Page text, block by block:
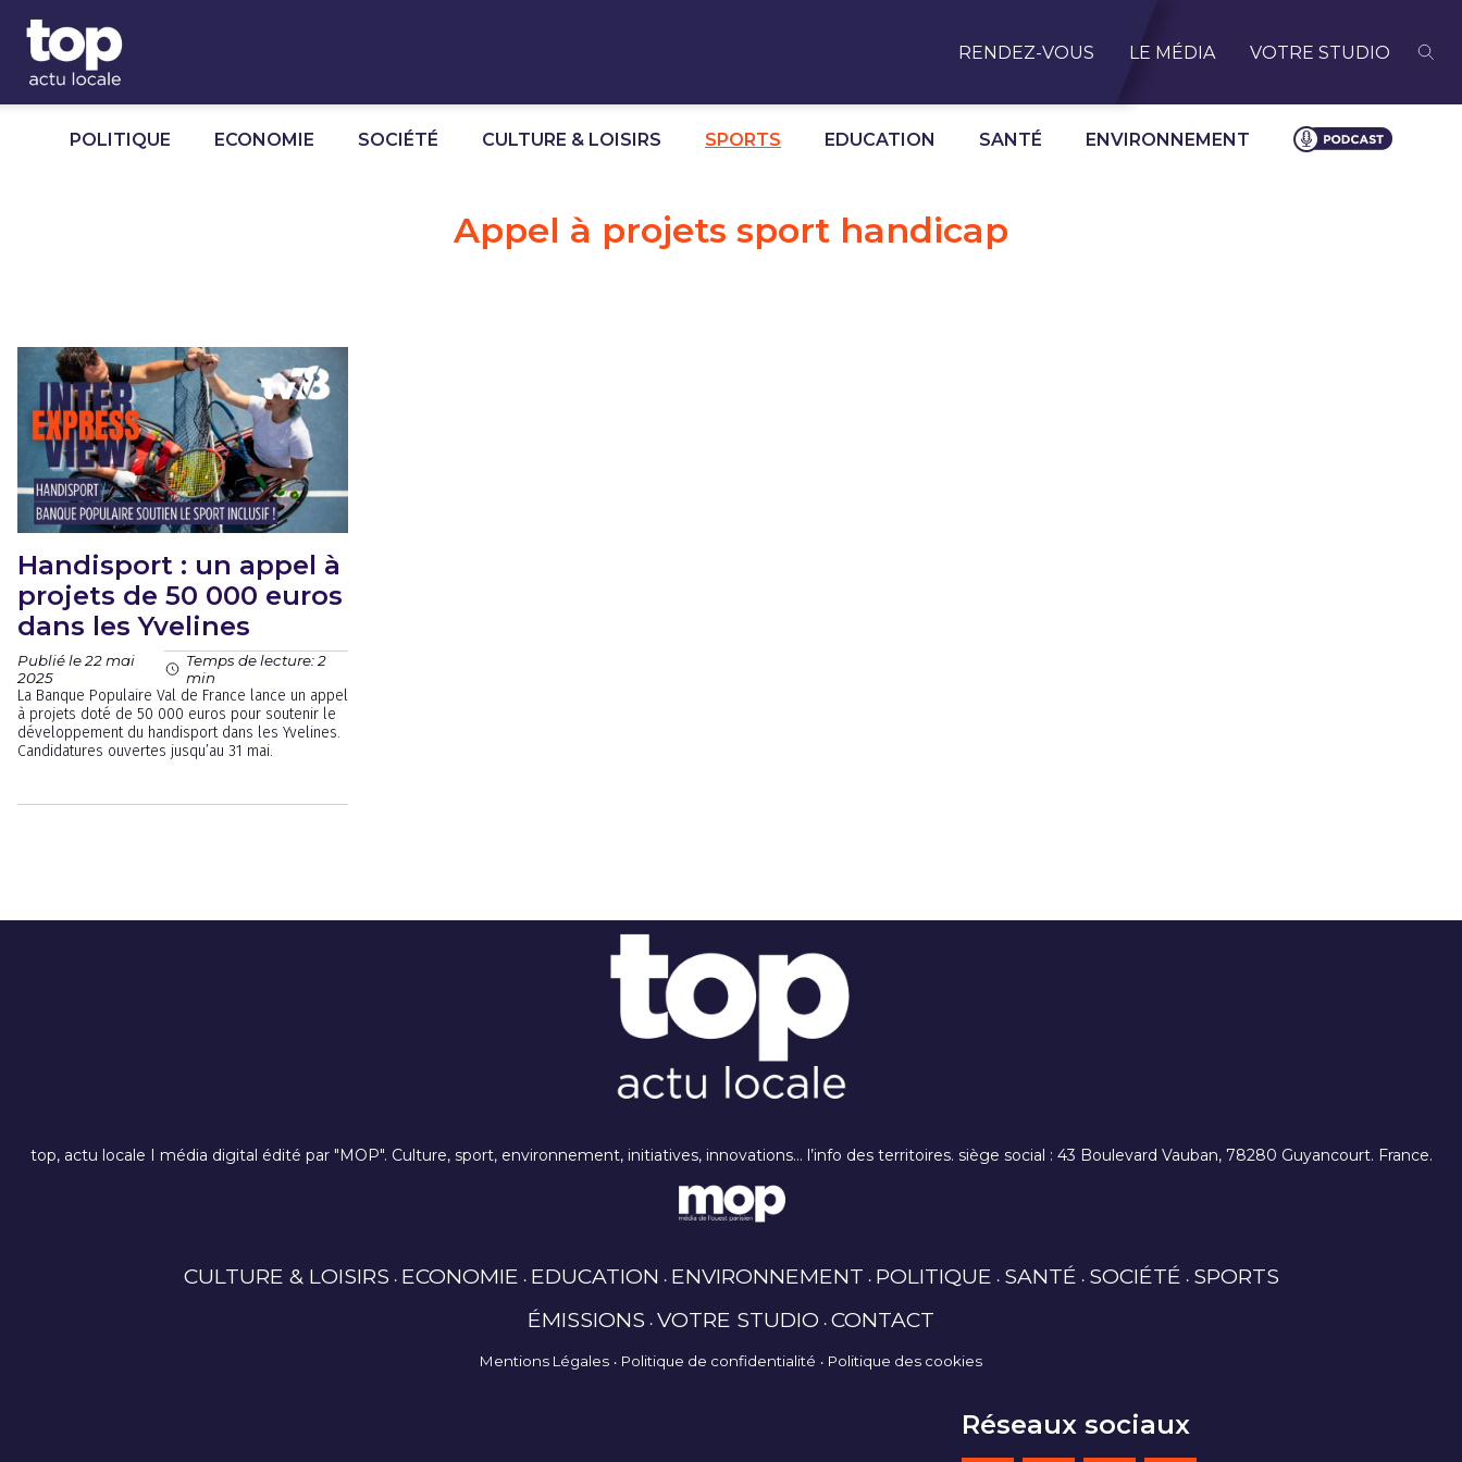
RENDEZ-VOUS LE MÉDIA VOTRE STUDIO
POLITIQUE ECONOMIE SOCIÉTÉ CULTURE & LOISIRS SPORTS EDUCATION SANTÉ ENVIRONNEMENT
Appel à projets sport handicap
Handisport : un appel à
projets de 50 000 euros
dans les Yvelines
Publié le 22 mai
2025
Temps de lecture: 2
min
La Banque Populaire Val de France lance un appel
à projets doté de 50 000 euros pour soutenir le
développement du handisport dans les Yvelines.
Candidatures ouvertes jusqu’au 31 mai.
top, actu locale I média digital édité par "MOP". Culture, sport, environnement, initiatives, innovations… l’info des territoires. siège social : 43 Boulevard Vauban, 78280 Guyancourt. France.
CULTURE & LOISIRS ECONOMIE EDUCATION ENVIRONNEMENT POLITIQUE SANTÉ SOCIÉTÉ SPORTS
ÉMISSIONS VOTRE STUDIO CONTACT
Mentions Légales Politique de confidentialité Politique des cookies
Réseaux sociaux